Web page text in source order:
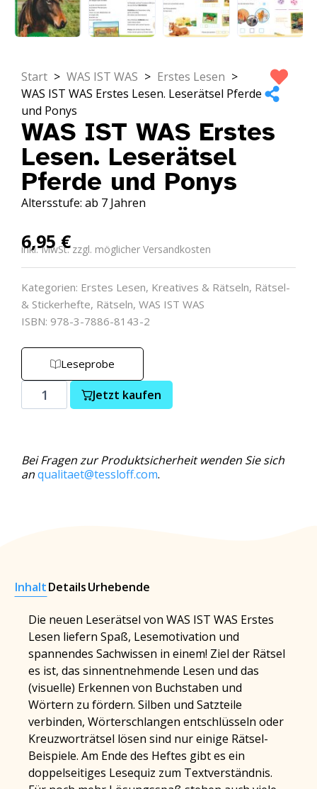
Start > WAS IST WAS > Erstes Lesen >
WAS IST WAS Erstes Lesen. Leserätsel Pferde
und Ponys
WAS IST WAS Erstes
Lesen. Leserätsel
Pferde und Ponys
Altersstufe: ab 7 Jahren
6,95€
inkl. MwSt. zzgl. möglicher Versandkosten
Kategorien: Erstes Lesen, Kreatives & Rätseln, Rätsel-
& Stickerhefte, Rätseln, WAS IST WAS
ISBN: 978-3-7886-8143-2
Leseprobe
Jetzt kaufen
Bei Fragen zur Produktsicherheit wenden Sie sich
anqualitaet@tessloff.com.
InhaltDetailsUrhebende
Die neuen Leserätsel von WAS IST WAS Erstes
Lesen liefern Spaß, Lesemotivation und
spannendes Sachwissen in einem! Ziel der Rätsel
es ist, das sinnentnehmende Lesen und das
(visuelle) Erkennen von Buchstaben und
Wörtern zu fördern. Silben und Satzteile
verbinden, Wörterschlangen entschlüsseln oder
Kreuzworträtsel lösen sind nur einige Rätsel-
Beispiele. Am Ende des Heftes gibt es ein
doppelseitiges Lesequiz zum Textverständnis.